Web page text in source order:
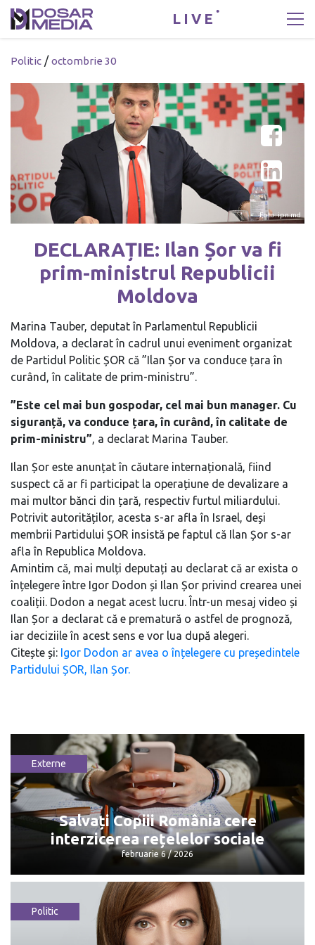
LIVE
Politic /octombrie 30
Foto: ipn.md
DECLARAȚIE: Ilan Șor va fi
prim-ministrul Republicii
Moldova
Marina Tauber, deputat în Parlamentul Republicii
Moldova, a declarat în cadrul unui eveniment organizat
de Partidul Politic ȘOR că ”Ilan Șor va conduce țara în
curând, în calitate de prim-ministru”.
”Este cel mai bun gospodar, cel mai bun manager. Cu
siguranță, va conduce țara, în curând, în calitate de
prim-ministru”, a declarat Marina Tauber.
Ilan Șor este anunțat în căutare internațională, fiind
suspect că ar fi participat la operațiune de devalizare a
mai multor bănci din țară, respectiv furtul miliardului.
Potrivit autorităților, acesta s-ar afla în Israel, deși
membrii Partidului ȘOR insistă pe faptul că Ilan Șor s-ar
afla în Republica Moldova.
Amintim că, mai mulți deputați au declarat că ar exista o
înțelegere între Igor Dodon și Ilan Șor privind crearea unei
coaliții. Dodon a negat acest lucru. Într-un mesaj video și
Ilan Șor a declarat că e prematură o astfel de prognoză,
iar deciziile în acest sens e vor lua după alegeri.
Citește și: Igor Dodon ar avea o înțelegere cu președintele
Partidului ȘOR, Ilan Șor.
Externe
Salvați Copiii România cere
interzicerea rețelelor sociale
februarie 6 / 2026
Salvați Copiii România cere
Politic